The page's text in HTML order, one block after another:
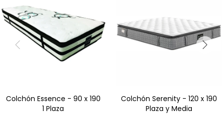
Colchón Essence - 90 x 190
1 Plaza
Colchón Serenity - 120 x 190
Plaza y Media